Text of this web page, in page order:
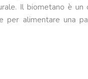
Il biometano è
alimentare una